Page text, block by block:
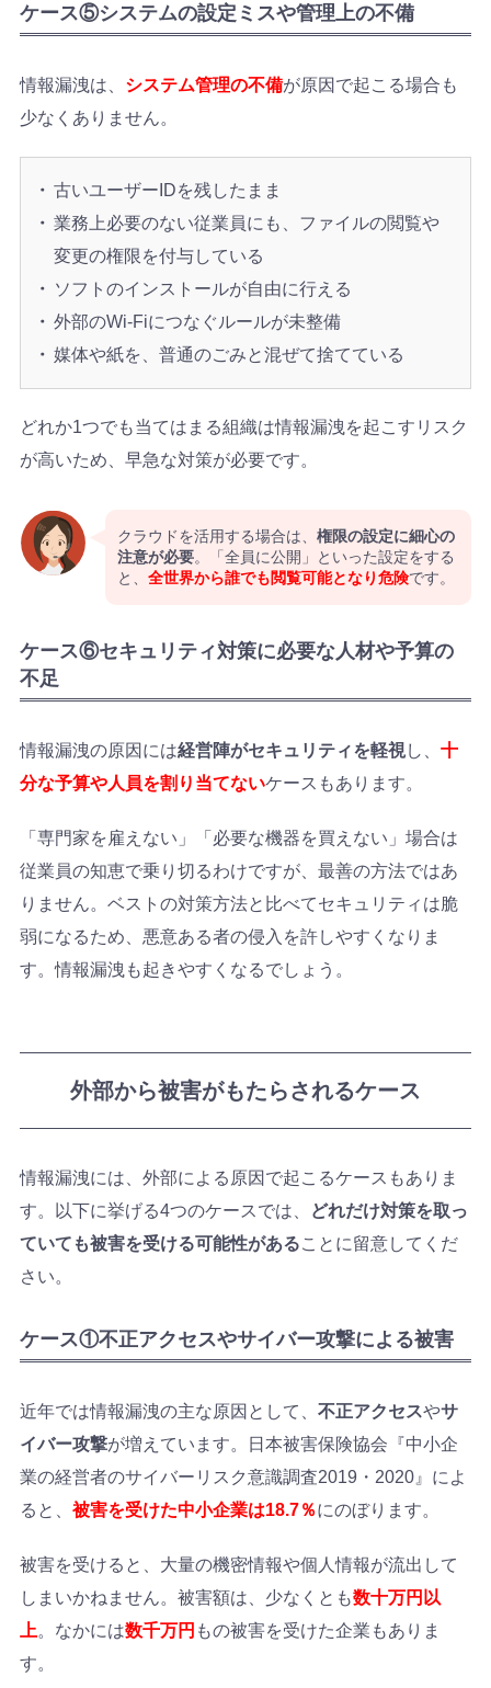
ケース⑤システムの設定ミスや管理上の不備
情報漏洩は、 システム管理の不備が原因で起こる場合も
少なくありません。
古いユーザーIDを残したまま
業務上必要のない従業員にも、ファイルの閲覧や
変更の権限を付与している
ソフトのインストールが自由に行える
外部のWi-Fiにつなぐルールが未整備
媒体や紙を、普通のごみと混ぜて捨てている
どれか1つでも当てはまる組織は情報漏洩を起こすリスク
が高いため、早急な対策が必要です。
クラウドを活用する場合は、 権限の設定に細心の
注意が必要。「全員に公開」といった設定をする
と、 全世界から誰でも閲覧可能となり危険です。
ケース⑥セキュリティ対策に必要な人材や予算の
不足
情報漏洩の原因には経営陣がセキュリティを軽視し、 十
分な予算や人員を割り当てないケースもあります。
「専門家を雇えない」「必要な機器を買えない」場合は
従業員の知恵で乗り切るわけですが、最善の方法ではあ
りません。ベストの対策方法と比べてセキュリティは脆
弱になるため、悪意ある者の侵入を許しやすくなりま
す。情報漏洩も起きやすくなるでしょう。
外部から被害がもたらされるケース
情報漏洩には、外部による原因で起こるケースもありま
す。以下に挙げる4つのケースでは、
どれだけ対策を取っ
ていても被害を受ける可能性があることに留意してくだ
さい。
ケース①不正アクセスやサイバー攻撃による被害
近年では情報漏洩の主な原因として、 不正アクセスやサ
イバー攻撃が増えています。日本被害保険協会『中小企
業の経営者のサイバーリスク意識調査2019・2020』によ
ると、 被害を受けた中小企業は18.7％にのぼります。
被害を受けると、大量の機密情報や個人情報が流出して
しまいかねません。被害額は、少なくとも数十万円以
上。なかには数千万円 もの被害を受けた企業もありま
す。